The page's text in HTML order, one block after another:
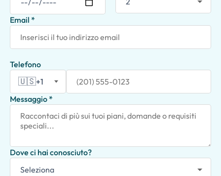
Email *
Telefono
🇺🇸+1
Messaggio *
Dove ci hai conosciuto?